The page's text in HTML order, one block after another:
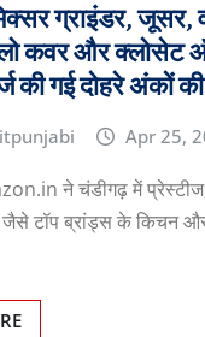
ग्राइंडर, जूसर,
कवर और क्लोसेट
की गई दोहरे अंकों की
Apr 25,
ने चंडीगढ़ में
जैसे टॉप ब्रांड्स के किचन